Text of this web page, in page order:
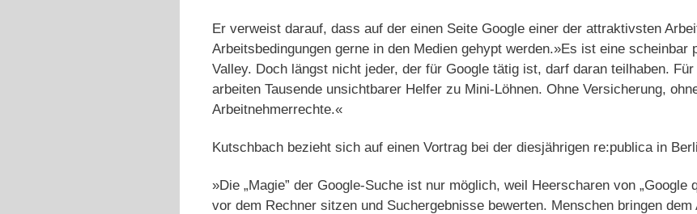
Er verweist darauf, dass auf der einen Seite Google einer der attraktivsten
Arbeitsbedingungen gerne in den Medien gehypt werden.»Es ist eine scheinbar
Valley. Doch längst nicht jeder, der für Google tätig ist, darf daran teilhaben.
arbeiten Tausende unsichtbarer Helfer zu Mini-Löhnen. Ohne Versicherung,
Arbeitnehmerrechte.«
Kutschbach bezieht sich auf einen Vortrag bei der diesjährigen re:publica in
»Die „Magie” der Google-Suche ist nur möglich, weil Heerscharen von „Google
vor dem Rechner sitzen und Suchergebnisse bewerten. Menschen bringen